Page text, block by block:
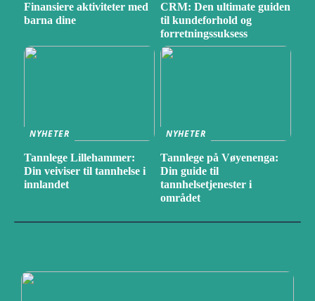
Finansiere aktiviteter med
barna dine
CRM: Den ultimate guiden
til kundeforhold og
forretningssuksess
NYHETER
Tannlege Lillehammer:
Din veiviser til tannhelse i
innlandet
NYHETER
Tannlege på Vøyenenga:
Din guide til
tannhelsetjenester i
området